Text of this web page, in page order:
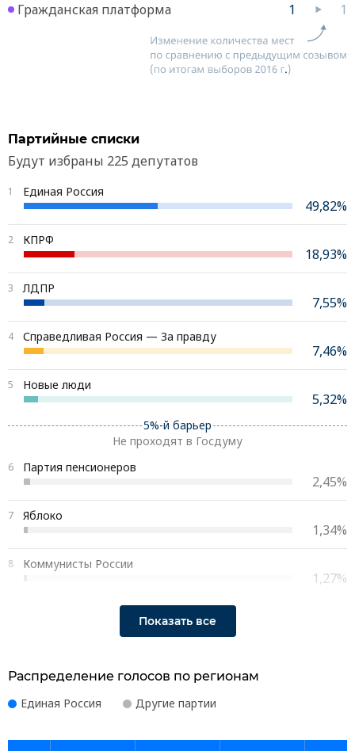
Гражданская платформа
1 1
Партийные списки
Будут избраны 225 депутатов
1 Единая Россия
49,82%
2 КПРФ
18,93%
3 ЛДПР
7,55%
4 Справедливая Россия — За правду
7,46%
5 Новые люди
5,32%
5%-й барьер
Не проходят в Госдуму
6 Партия пенсионеров
2,45%
7 Яблоко
1,34%
8 Коммунисты России
1,27%
Показать все
Распределение голосов по регионам
Единая Россия
Другие партии